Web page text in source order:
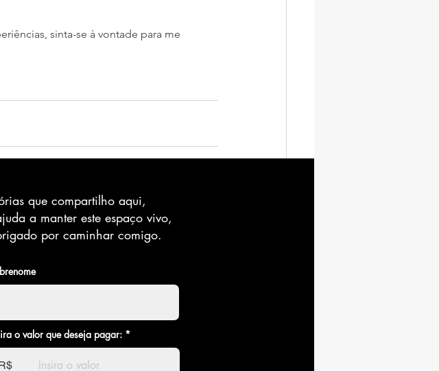
sinta-se à vontade para me
que compartilho aqui,
a manter este espaço vivo,
por caminhar comigo.
o valor que deseja pagar: